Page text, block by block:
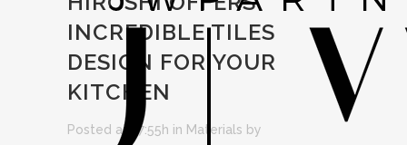
INCREDIBLE TILES
DESIGN FOR YOUR
KITCHEN
Posted at 17:55h in Materials by